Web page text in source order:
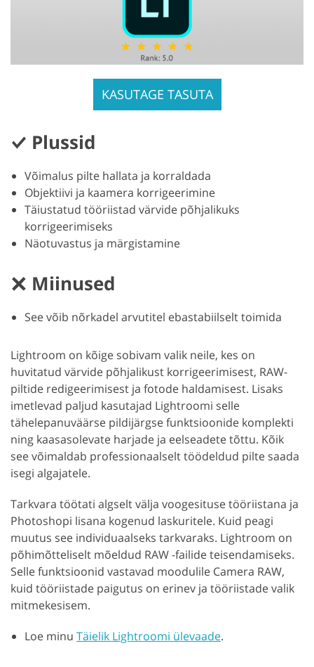
KASUTAGE TASUTA
Plussid
Võimalus pilte hallata ja korraldada
Objektiivi ja kaamera korrigeerimine
Täiustatud tööriistad värvide põhjalikuks
korrigeerimiseks
Näotuvastus ja märgistamine
Miinused
See võib nõrkadel arvutitel ebastabiilselt toimida
Lightroom on kõige sobivam valik neile, kes on
huvitatud värvide põhjalikust korrigeerimisest, RAW-
piltide redigeerimisest ja fotode haldamisest. Lisaks
imetlevad paljud kasutajad Lightroomi selle
tähelepanuväärse pildijärgse funktsioonide komplekti
ning kaasasolevate harjade ja eelseadete tõttu. Kõik
see võimaldab professionaalselt töödeldud pilte saada
isegi algajatele.
Tarkvara töötati algselt välja voogesituse tööriistana ja
Photoshopi lisana kogenud laskuritele. Kuid peagi
muutus see individuaalseks tarkvaraks. Lightroom on
põhimõtteliselt mõeldud RAW -failide teisendamiseks.
Selle funktsioonid vastavad moodulile Camera RAW,
kuid tööriistade paigutus on erinev ja tööriistade valik
mitmekesisem.
Loe minu Täielik Lightroomi ülevaade.